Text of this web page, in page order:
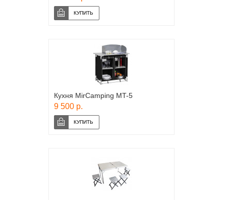
Кухня MirCamping MT-5
9 500 р.